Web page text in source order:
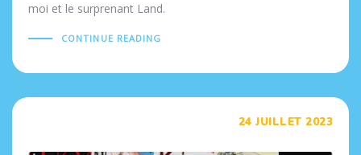
moi et le surprenant Land.
CONTINUE READING
24 JUILLET 2023